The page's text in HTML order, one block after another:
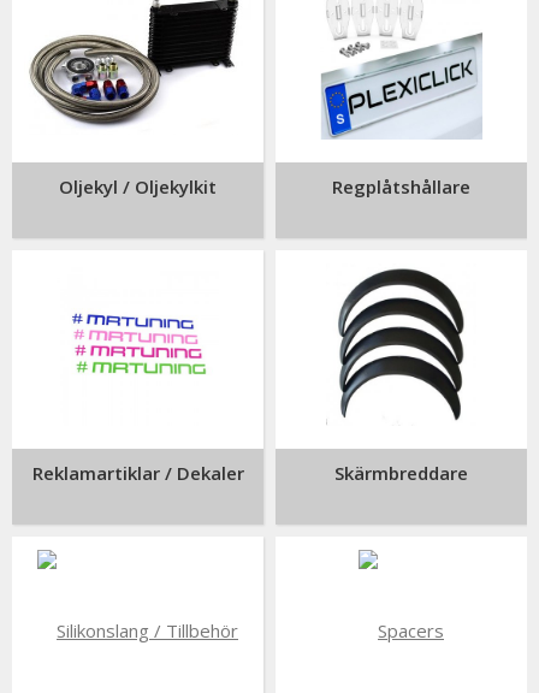
Oljekyl / Oljekylkit Regplåtshållare
Reklamartiklar / Dekaler Skärmbreddare